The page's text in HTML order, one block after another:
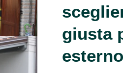
giusta
esterno